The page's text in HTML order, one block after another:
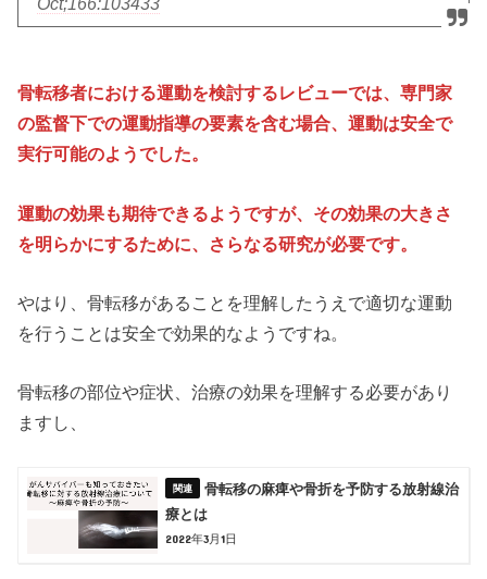
Oct;166:103433
骨転移者における運動を検討するレビューでは、専門家
の監督下での運動指導の要素を含む場合、運動は安全で
実行可能のようでした。
運動の効果も期待できるようですが、その効果の大きさ
を明らかにするために、さらなる研究が必要です。
やはり、骨転移があることを理解したうえで適切な運動
を行うことは安全で効果的なようですね。
骨転移の部位や症状、治療の効果を理解する必要があり
ますし、
骨転移の麻痺や骨折を予防する放射線治
療とは
2022年3月1日